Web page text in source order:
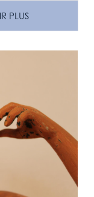
PLUS